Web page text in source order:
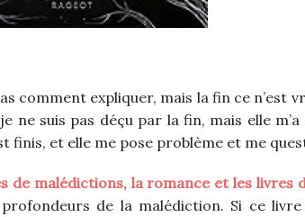
comment expliquer, mais la fin ce n’est
ne suis pas déçu par la fin, mais elle
finis, et elle me pose problème et me
de malédictions, la romance et les livres
de la malédiction. Si ce livre